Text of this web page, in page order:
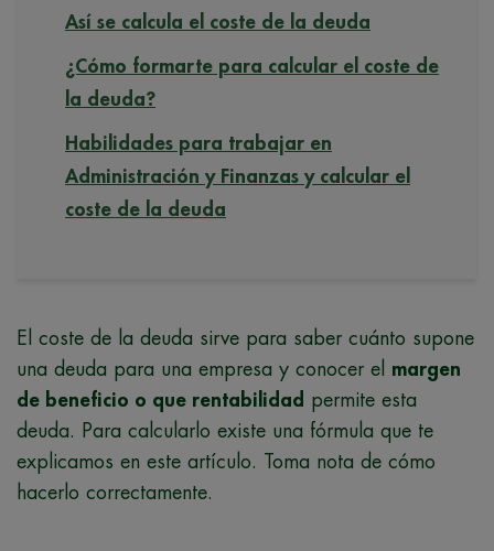
Así se calcula el coste de la deuda
¿Cómo formarte para calcular el coste de
la deuda?
Habilidades para trabajar en
Administración y Finanzas y calcular el
coste de la deuda
El coste de la deuda sirve para saber cuánto supone
una deuda para una empresa y conocer el margen
de beneficio o que rentabilidad permite esta
deuda. Para calcularlo existe una fórmula que te
explicamos en este artículo. Toma nota de cómo
hacerlo correctamente.